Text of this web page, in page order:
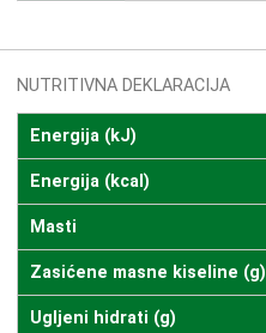
NUTRITIVNA DEKLARACIJA
Energija (kJ)
Energija (kcal)
Masti
Zasićene masne kiseline (g)
Ugljeni hidrati (g)